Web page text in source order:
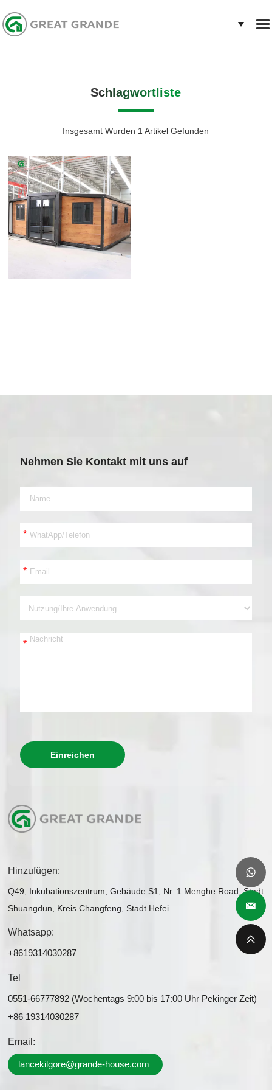
Schlagwortliste
Insgesamt Wurden 1 Artikel Gefunden
Nehmen Sie Kontakt mit uns auf
*
*
*
Einreichen
Hinzufügen:
Q49, Inkubationszentrum, Gebäude S1, Nr. 1 Menghe Road, Stadt
Shuangdun, Kreis Changfeng, Stadt Hefei
Whatsapp:
+8619314030287
Tel
0551-66777892 (Wochentags 9:00 bis 17:00 Uhr Pekinger Zeit)
+86 19314030287
Email:
lancekilgore@grande-house.com